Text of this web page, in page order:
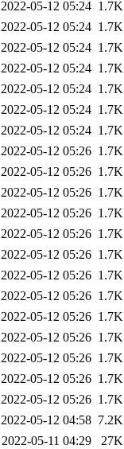
2022-05-12 05:24 1.7K
2022-05-12 05:24 1.7K
2022-05-12 05:24 1.7K
2022-05-12 05:24 1.7K
2022-05-12 05:24 1.7K
2022-05-12 05:24 1.7K
2022-05-12 05:24 1.7K
2022-05-12 05:26 1.7K
2022-05-12 05:26 1.7K
2022-05-12 05:26 1.7K
2022-05-12 05:26 1.7K
2022-05-12 05:26 1.7K
2022-05-12 05:26 1.7K
2022-05-12 05:26 1.7K
2022-05-12 05:26 1.7K
2022-05-12 05:26 1.7K
2022-05-12 05:26 1.7K
2022-05-12 05:26 1.7K
2022-05-12 05:26 1.7K
2022-05-12 05:26 1.7K
2022-05-12 04:58 7.2K
2022-05-11 04:29
27K